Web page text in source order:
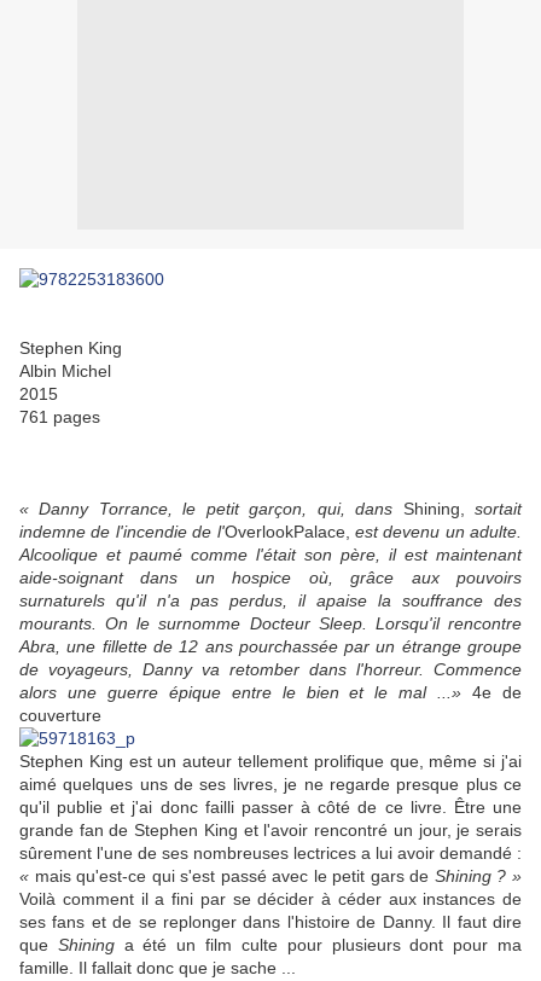
Stephen King
Albin Michel
2015
761 pages
« Danny Torrance, le petit garçon, qui, dans Shining,sortait
indemne de l'incendie de l'OverlookPalace, est devenu un adulte.
Alcoolique et paumé comme l'était son père, il est maintenant
aide-soignant dans un hospice où, grâce aux pouvoirs
surnaturels qu'il n'a pas perdus, il apaise la souffrance des
mourants. On le surnomme Docteur Sleep. Lorsqu'il rencontre
Abra, une fillette de 12 ans pourchassée par un étrange groupe
de voyageurs, Danny va retomber dans l'horreur. Commence
alors une guerre épique entre le bien et le mal ...» 4e de
couverture
Stephen King est un auteur tellement prolifique que, même si j'ai
aimé quelques uns de ses livres, je ne regarde presque plus ce
qu'il publie et j'ai donc failli passer à côté de ce livre. Être une
grande fan de Stephen King et l'avoir rencontré un jour, je serais
sûrement l'une de ses nombreuses lectrices a lui avoir demandé :
« mais qu'est-ce qui s'est passé avec le petit gars de Shining ?»
Voilà comment il a fini par se décider à céder aux instances de
ses fans et de se replonger dans l'histoire de Danny. Il faut dire
que Shininga été un film culte pour plusieurs dont pour ma
famille. Il fallait donc que je sache ...